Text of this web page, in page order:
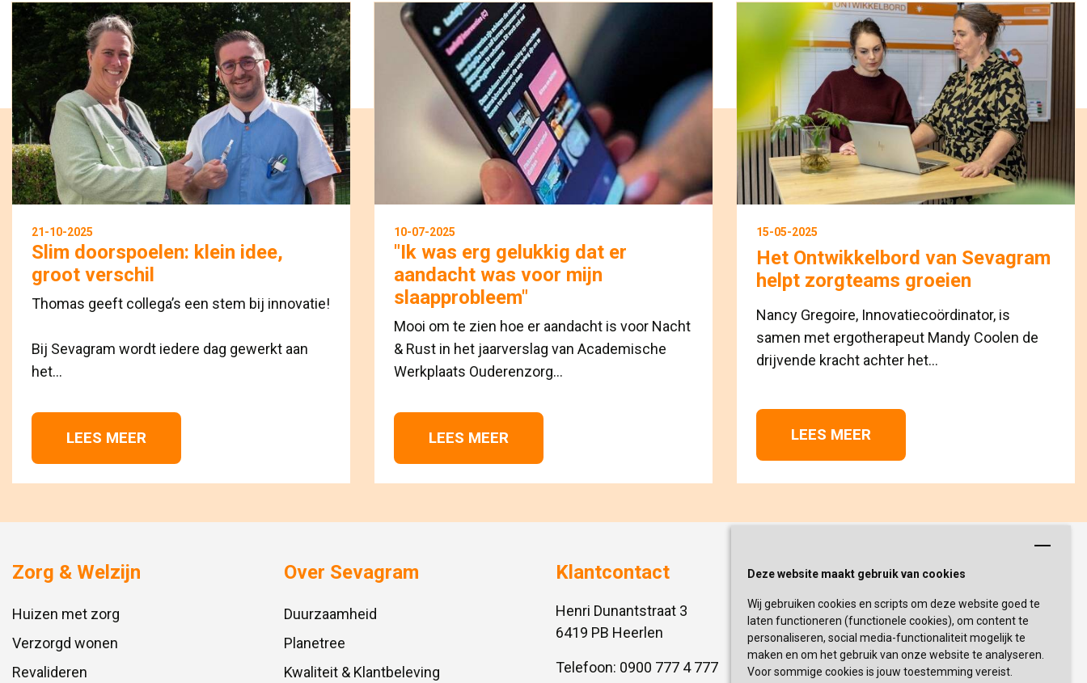
Deze website maakt gebruik van cookies
Wij gebruiken cookies en scripts om deze website goed te
laten functioneren (functionele cookies), om content te
personaliseren, social media-functionaliteit mogelijk te
maken en om het gebruik van onze website te analyseren.
Voor sommige cookies is jouw toestemming vereist.
21-10-2025
Slim doorspoelen: klein idee,
groot verschil
Thomas geeft collega’s een stem bij innovatie!
Bij Sevagram wordt iedere dag gewerkt aan
het...
LEES MEER
10-07-2025
"Ik was erg gelukkig dat er
aandacht was voor mijn
slaapprobleem"
Mooi om te zien hoe er aandacht is voor Nacht
& Rust in het jaarverslag van Academische
Werkplaats Ouderenzorg...
LEES MEER
15-05-2025
Het Ontwikkelbord van Sevagram
helpt zorgteams groeien
Nancy Gregoire, Innovatiecoördinator, is
samen met ergotherapeut Mandy Coolen de
drijvende kracht achter het...
LEES MEER
Zorg & Welzijn
Huizen met zorg
Verzorgd wonen
Revalideren
Over Sevagram
Duurzaamheid
Planetree
Kwaliteit & Klantbeleving
Klantcontact
Henri Dunantstraat 3
6419 PB Heerlen
Telefoon: 0900 777 4 777
Schrijf je nu in!
Blijf op de hoogte van de laatste
activiteiten en nieuwtjes met onze
nieuwsbrief